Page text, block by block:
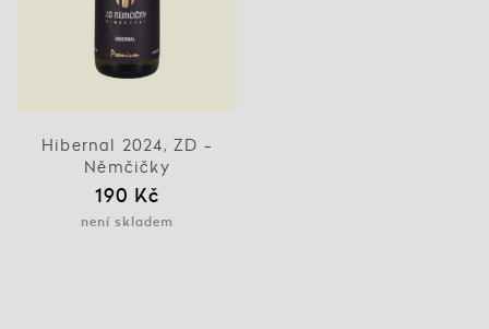
Hibernal 2024, ZD -
Němčičky
190 Kč
není skladem